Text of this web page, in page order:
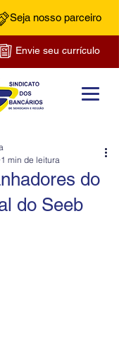
Seja nosso parceiro
Envie seu currículo
do
do Seeb
1 min de leitura